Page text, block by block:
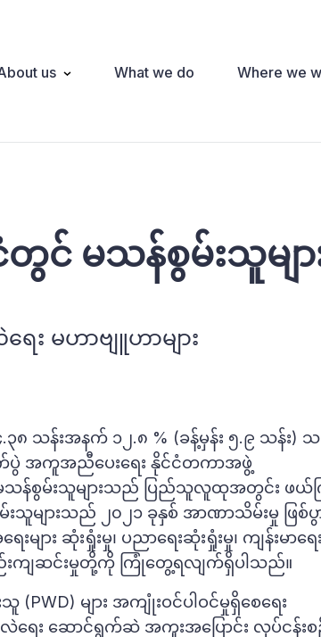
us What we do Where we
င် မသန်စွမ်းသူမျာ
ေး မဟာဗျူဟာများ
၈ သန်းအနက် ၁၂.၈ % (ခန့်မှန်း ၅.၉ သန်း)
က်ပွဲ အကူအညီပေးရေး နိုင်ငံတကာအဖွဲ့
သန်စွမ်းသူများသည် ပြည်သူလူထုအတွင်း ဖယ်
များသည် ၂၀၂၁ ခုနှစ် အာဏာသိမ်းမှု ဖြစ်ပွာ
ား ဆုံးရှုံးမှု၊ ပညာရေးဆုံးရှုံးမှု၊ ကျန်းမာရေး
ည်းကျဆင်းမှုတို့ကို ကြုံတွေ့ရလျက်ရှိပါသည်။
များ အကျုံးဝင်ပါဝင်မှုရှိစေရေး
လဲရေး ဆောင်ရွက်ဆဲ အကူးအပြောင်း လုပ်ငန်းစ